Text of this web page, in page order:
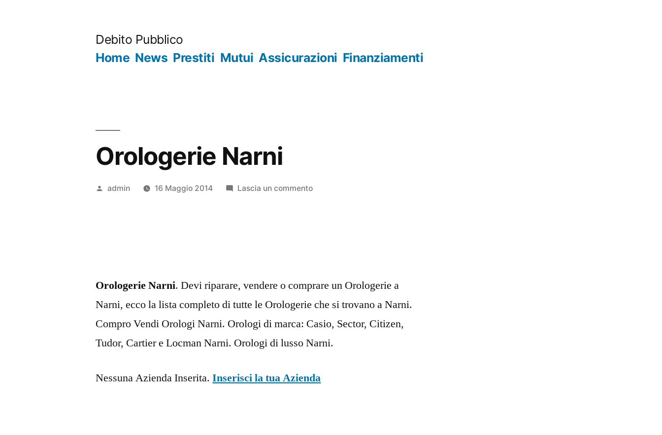
Debito Pubblico
Home News Prestiti Mutui Assicurazioni Finanziamenti
Orologerie Narni
Pubblicato
admin 16 Maggio 2014 Lascia un commentosu
Orologerie Narni. Devi riparare, vendere o comprare un Orologerie a
Narni, ecco la lista completo di tutte le Orologerie che si trovano a Narni.
Compro Vendi Orologi Narni. Orologi di marca: Casio, Sector, Citizen,
Tudor, Cartier e Locman Narni. Orologi di lusso Narni.
Nessuna Azienda Inserita. Inserisci la tua Azienda